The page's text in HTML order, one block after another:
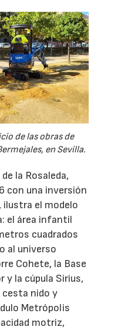
de las obras de
en Sevilla.
la Rosaleda,
con una inversión
ilustra el modelo
el área infantil
cuadrados
al universo
Cohete, la Base
y la cúpula Sirius,
nido y
Metrópolis
motriz,